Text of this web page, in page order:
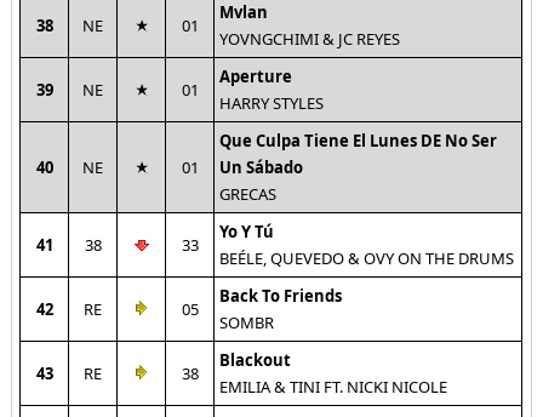
38 NE 01
Mvlan
YOVNGCHIMI & JC REYES
39 NE 01
Aperture
HARRY STYLES
40 NE 01
Que Culpa Tiene El Lunes DE No Ser
Un Sábado
GRECAS
41 38 33
Yo Y Tú
BEÉLE, QUEVEDO & OVY ON THE DRUMS
42 RE 05
Back To Friends
SOMBR
43 RE 38
Blackout
EMILIA & TINI FT. NICKI NICOLE